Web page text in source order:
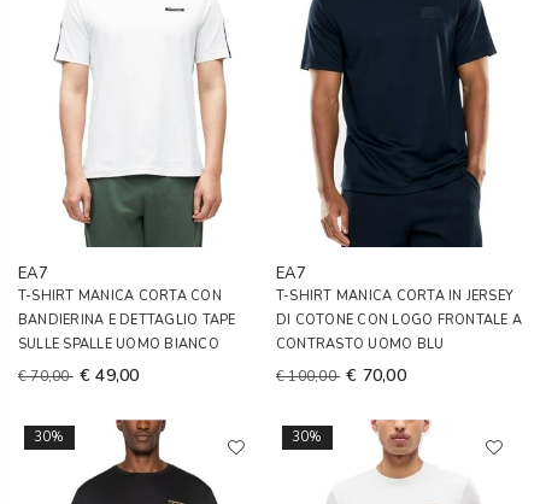
EA7
T-SHIRT MANICA CORTA CON
BANDIERINA E DETTAGLIO TAPE
SULLE SPALLE UOMO BIANCO
€ 70,00 € 49,00
EA7
T-SHIRT MANICA CORTA IN JERSEY
DI COTONE CON LOGO FRONTALE A
CONTRASTO UOMO BLU
€ 100,00 € 70,00
30% 30%